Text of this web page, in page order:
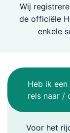
Wij
de officiële
enkele
Heb ik
reis naar /
Voor het